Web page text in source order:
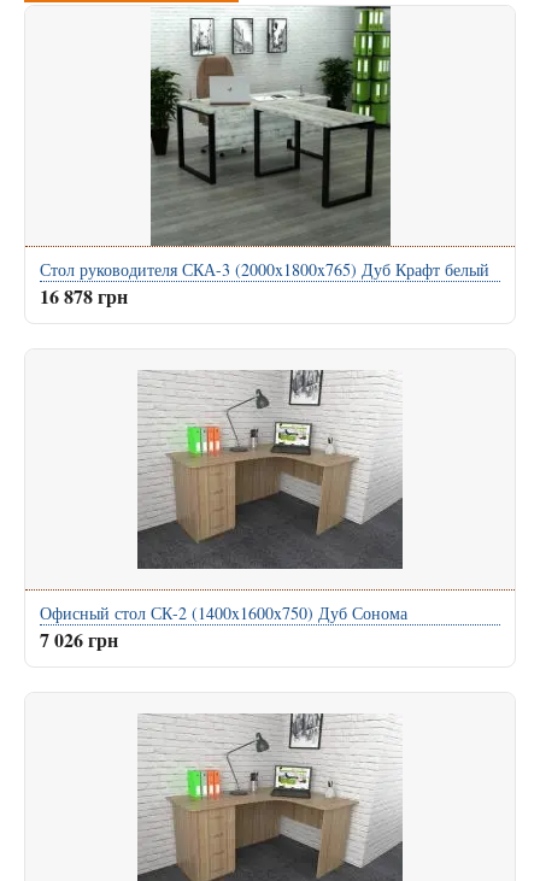
Стол руководителя СКА-3 (2000x1800x765) Дуб Крафт белый
16 878 грн
Офисный стол СК-2 (1400x1600x750) Дуб Сонома
7 026 грн